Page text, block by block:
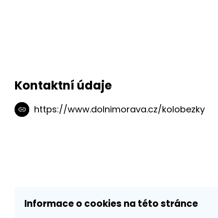
Informace o cookies na této stránce
Kontaktní údaje
https://www.dolnimorava.cz/kolobezky